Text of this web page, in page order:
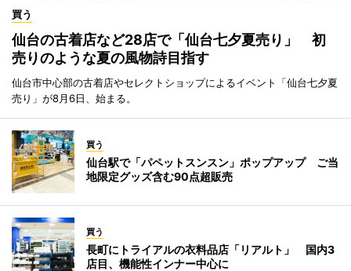
買う
仙台の古着店など28店で「仙台七夕夏売り」 初
売りのような夏の風物詩目指す
仙台市中心部の古着店やセレクトショップによるイベント「仙台七夕夏
売り」が8月6日、始まる。
買う
仙台駅で「パペットスンスン」ポップアップ ご当
地限定グッズ含む90点超販売
買う
長町にトライアルの衣料品店「リアルト」 国内3
店目、機能性インナー中心に